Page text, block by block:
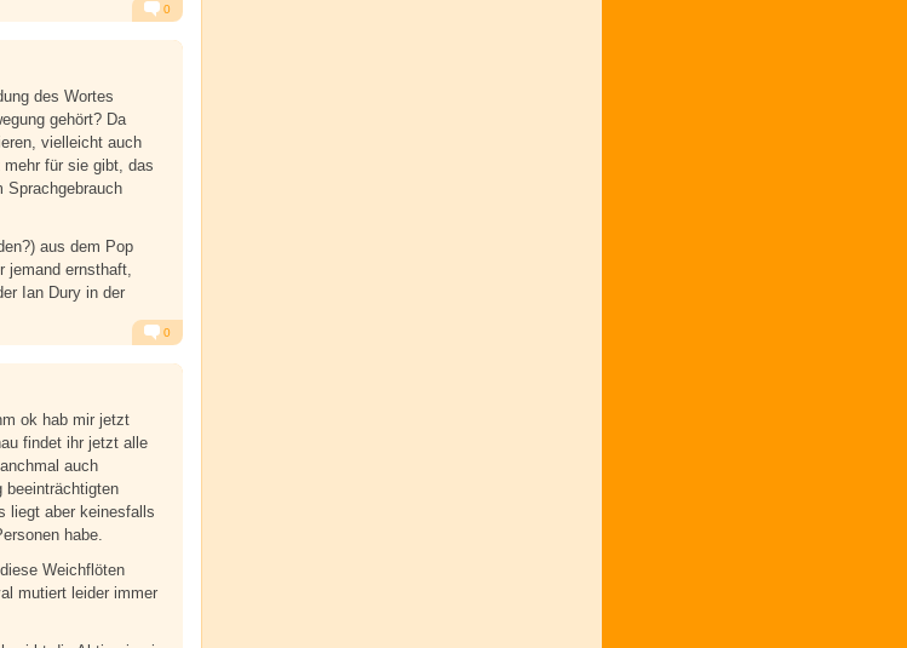
Alarm Antworten
0
des Wortes
gehört? Da
vielleicht auch
für sie gibt, das
Sprachgebrauch
aus dem Pop
jemand ernsthaft,
Ian Dury in der
Alarm Antworten
0
ok hab mir jetzt
findet ihr jetzt alle
auch
beeinträchtigten
liegt aber keinesfalls
habe.
Weichflöten
mutiert leider immer